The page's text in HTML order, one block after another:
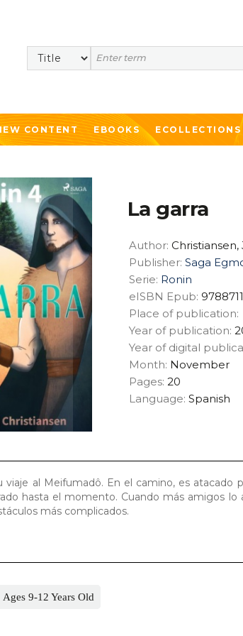
Search
CONTENT EBOOKS ECOLLECTIONS
La garra
Author:
Publisher: Saga
Serie: Ronin
eISBN Epub:
Place of publication:
Year of publication:
Year of digital
Month: November
Pages: 20
Language: Spanish
viaje al Meifumadô. En el camino, es
hasta el momento. Cuando más amigos
más complicados.
Ages 9-12 Years Old